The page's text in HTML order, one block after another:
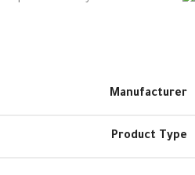
Manufacturer
Product Type